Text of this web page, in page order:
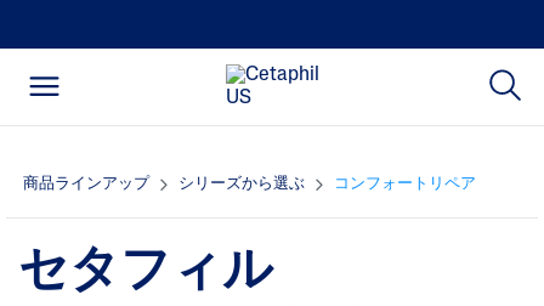
商品ラインアップ シリーズから選ぶ コンフォートリペア
セタフィル